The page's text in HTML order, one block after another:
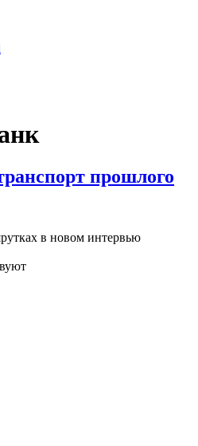
прошлого
в новом интервью